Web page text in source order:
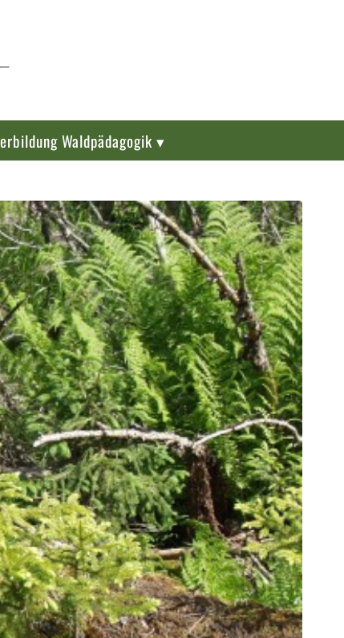
Waldpädagogik ▾